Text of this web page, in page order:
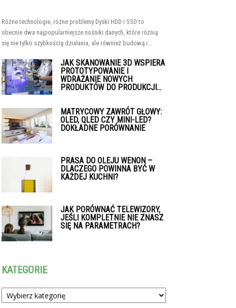
Różne technologie, różne problemy Dyski HDD i SSD to
obecnie dwa najpopularniejsze nośniki danych, które różnią
się nie tylko szybkością działania, ale również budową i...
JAK SKANOWANIE 3D WSPIERA
PROTOTYPOWANIE I
WDRAŻANIE NOWYCH
PRODUKTÓW DO PRODUKCJI...
MATRYCOWY ZAWRÓT GŁOWY:
OLED, QLED CZY MINI-LED?
DOKŁADNE PORÓWNANIE
PRASA DO OLEJU WENON –
DLACZEGO POWINNA BYĆ W
KAŻDEJ KUCHNI?
JAK PORÓWNAĆ TELEWIZORY,
JEŚLI KOMPLETNIE NIE ZNASZ
SIĘ NA PARAMETRACH?
KATEGORIE
Kategorie